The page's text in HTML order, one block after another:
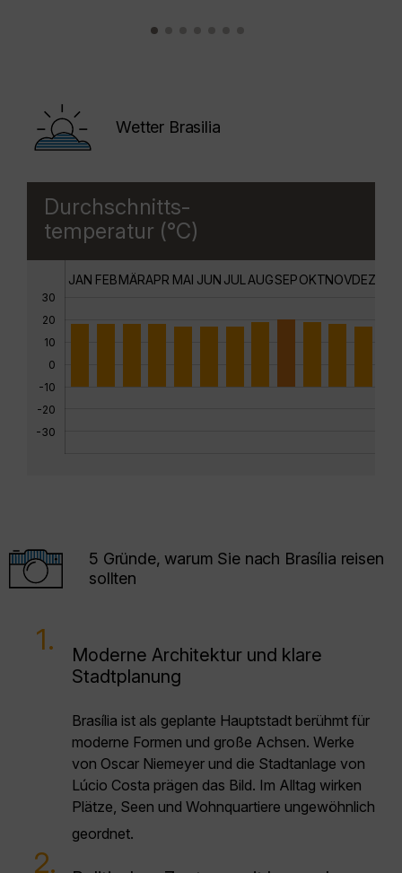
Wetter Brasilia
Durchschnitts-
temperatur (°C)
30
20
10
0
-10
-20
-30
JAN FEBMÄRAPR MAI JUN JUL AUGSEPOKTNOVDEZ
5 Gründe, warum Sie nach Brasília reisen
sollten
1.
Moderne Architektur und klare
Stadtplanung
Brasília ist als geplante Hauptstadt berühmt für
moderne Formen und große Achsen. Werke
von Oscar Niemeyer und die Stadtanlage von
Lúcio Costa prägen das Bild. Im Alltag wirken
Plätze, Seen und Wohnquartiere ungewöhnlich
geordnet.
2.